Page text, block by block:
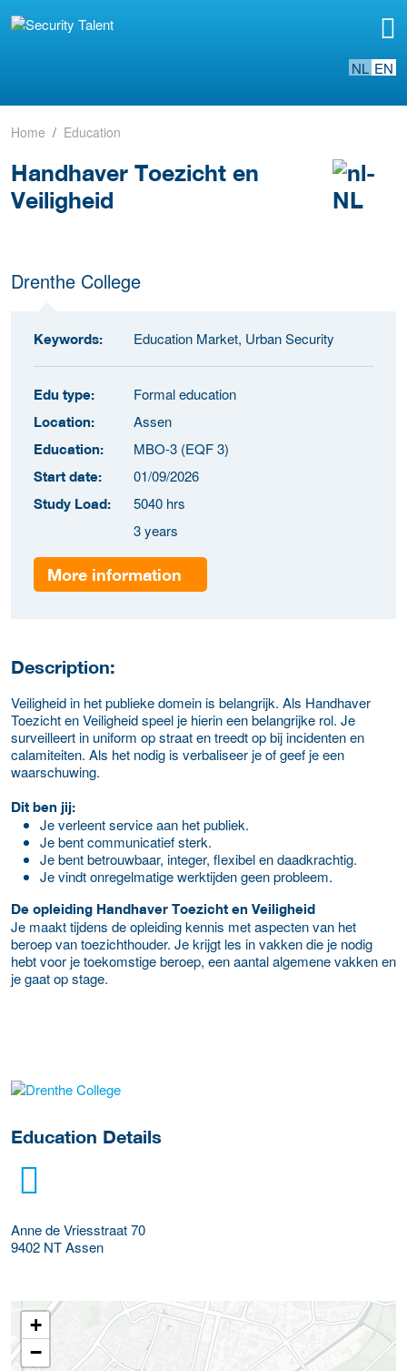
NL EN
Home Education
Handhaver Toezicht en
Veiligheid
Drenthe College
Keywords: Education Market, Urban Security
Edu type: Formal education
Location: Assen
Education: MBO-3 (EQF 3)
Start date: 01/09/2026
Study Load:
5040 hrs
3 years
More information
Description:
Veiligheid in het publieke domein is belangrijk. Als Handhaver
Toezicht en Veiligheid speel je hierin een belangrijke rol. Je
surveilleert in uniform op straat en treedt op bij incidenten en
calamiteiten. Als het nodig is verbaliseer je of geef je een
waarschuwing.
Dit ben jij:
Je verleent service aan het publiek.
Je bent communicatief sterk.
Je bent betrouwbaar, integer, flexibel en daadkrachtig.
Je vindt onregelmatige werktijden geen probleem.
De opleiding Handhaver Toezicht en Veiligheid
Je maakt tijdens de opleiding kennis met aspecten van het
beroep van toezichthouder. Je krijgt les in vakken die je nodig
hebt voor je toekomstige beroep, een aantal algemene vakken en
je gaat op stage.
about this provider
Education Details
Anne de Vriesstraat 70
9402 NTAssen
+
−